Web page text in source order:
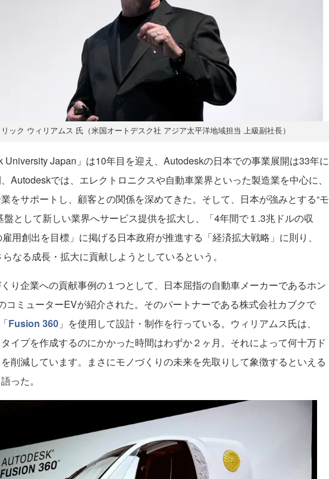
ック ウィリアムス 氏（米国オートデスク社 アジア太平洋地域担当 上級副社長）
Japan」は10年目を迎え、Autodeskの日本での事業展開は33年に
Autodeskでは、エレクトロニクスや自動車業界といった製造業を中心に、
をサポートし、顧客との関係を深めてきた。そして、日本が強みとする“モ
盤として新しい業界へサービス提供を拡大し、「4年間で１.3兆ドルの収
用創出を目標」に掲げる日本政府が推進する「経済拡大戦略」に則り、
なる成長・拡大に貢献しようとしているという。
り企業への貢献事例の１つとして、日本屈指の自動車メーカーであるホン
コミューターEVが紹介された。そのパートナーである株式会社カブクで
Fusion 360 」を使用して設計・制作を行っている。ウィリアムス氏は、
タイプを作成するのにかかった時間はわずか２ヶ月。それによって何十万ド
削減しています。まさにモノづくりの未来を先取りして象徴するといえる
った。